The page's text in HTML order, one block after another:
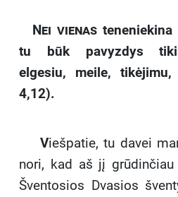
Nei vienas
tu būk pavyzdys
elgesiu, meile,
4,12).
Viešpatie, tu davei
nori, kad aš jį
Šventosios Dvasios